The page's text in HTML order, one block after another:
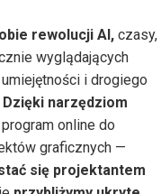
rewolucji AI, czasy,
wyglądających
i drogiego
Dzięki narzędziom
online do
graficznych —
się projektantem